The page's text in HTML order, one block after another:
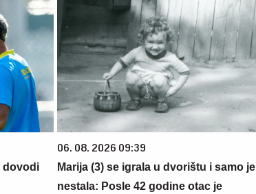
dovodi
06. 08. 2026 09:39
Marija (3) se igrala u dvorištu i samo je
nestala: Posle 42 godine otac je